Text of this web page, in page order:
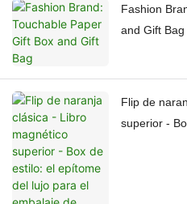
Fashion
and Gift Bag
Flip de
superior -